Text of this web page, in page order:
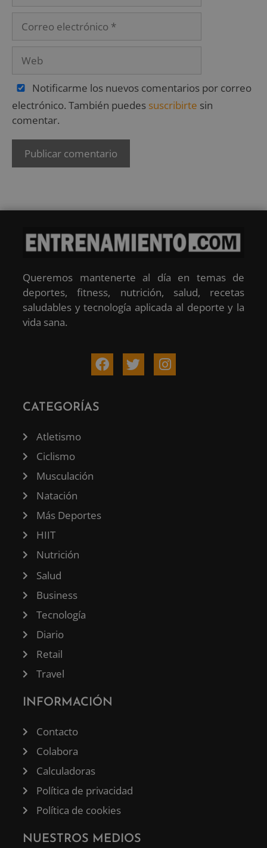
Notificarme los nuevos comentarios por correo
electrónico. También puedes suscribirte sin
comentar.
Queremos mantenerte al día en temas de
deportes, fitness, nutrición, salud, recetas
saludables y tecnología aplicada al deporte y la
vida sana.
CATEGORÍAS
Atletismo
Ciclismo
Musculación
Natación
Más Deportes
HIIT
Nutrición
Salud
Business
Tecnología
Diario
Retail
Travel
INFORMACIÓN
Contacto
Colabora
Calculadoras
Política de privacidad
Política de cookies
NUESTROS MEDIOS